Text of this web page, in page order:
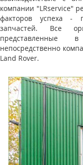
компании "LRservice"
факторов успеха -
запчастей. Все
представленные в
непосредственно
Land Rover.